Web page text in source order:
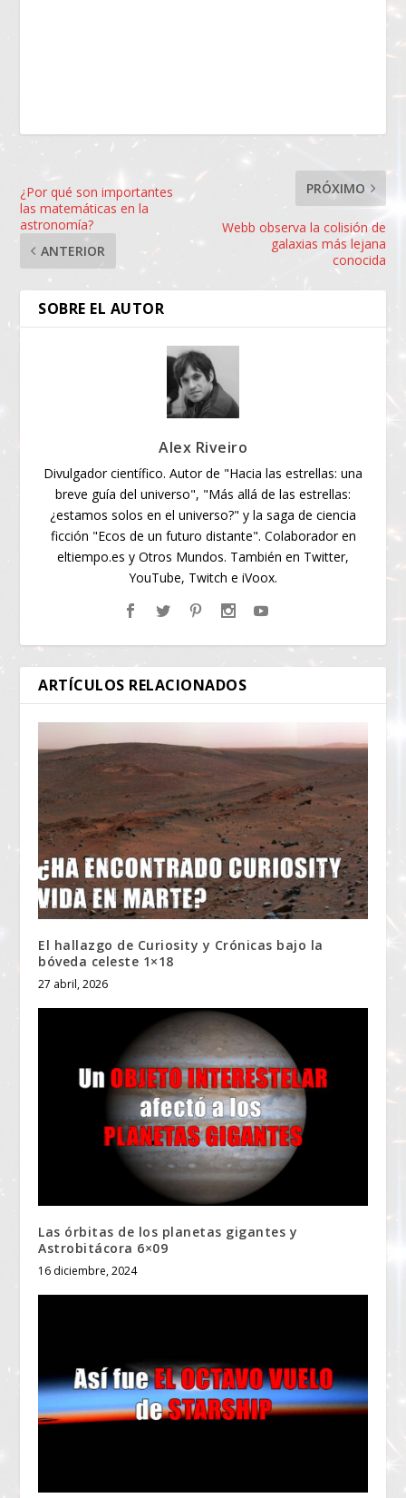
¿Por qué son importantes
las matemáticas en la
astronomía?
ANTERIOR
PRÓXIMO
Webb observa la colisión de
galaxias más lejana
conocida
SOBRE EL AUTOR
Alex Riveiro
Divulgador científico. Autor de "Hacia las estrellas: una
breve guía del universo", "Más allá de las estrellas:
¿estamos solos en el universo?" y la saga de ciencia
ficción "Ecos de un futuro distante". Colaborador en
eltiempo.es y Otros Mundos. También en Twitter,
YouTube, Twitch e iVoox.
ARTÍCULOS RELACIONADOS
El hallazgo de Curiosity y Crónicas bajo la
bóveda celeste 1×18
27 abril, 2026
Las órbitas de los planetas gigantes y
Astrobitácora 6×09
16 diciembre, 2024